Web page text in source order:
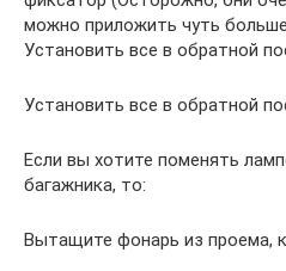
можно приложить чуть
Установить все в обратной
Установить все в обратной
Если вы хотите поменять
багажника, то:
Вытащите фонарь из проема,